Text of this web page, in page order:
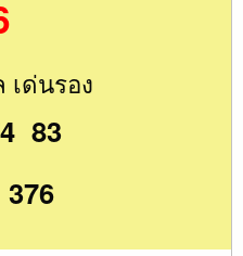
เด่นรอง
83